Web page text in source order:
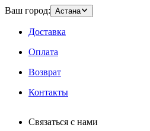
Ваш город: Астана
Доставка
Оплата
Возврат
Контакты
Связаться с нами